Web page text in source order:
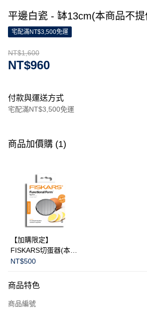
平邊白瓷 - 缽13cm(本商品不
宅配滿NT$3,500免運
NT$1,600
NT$960
付款與運送方式
宅配滿NT$3,500免運
信用卡一次付款
3 期 0 利率 每期
合作金庫商業銀行
華南商業銀行
上海商業儲蓄銀行
國泰世華商業銀行
臺灣中小企業銀行
匯豐（台灣）商業銀行
聯邦商業銀行
元大商業銀行
台新國際商業銀行
LINE Pay
Apple Pay
運送方式
黑貓宅急便
商品加價購 (1)
【加購限定】
FISKARS切蛋器(本商
品不提供破損保證)
NT$500
商品特色
商品編號